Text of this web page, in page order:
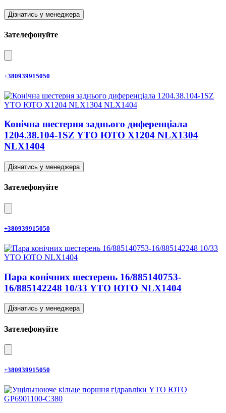
Дізнатись у менеджера
Зателефонуйте
+380939915050
Конічна шестерня заднього диференціала
1204.38.104-1SZ YTO ЮТО X1204 NLX1304
NLX1404
Дізнатись у менеджера
Зателефонуйте
+380939915050
Пара конічних шестерень 16/885140753-
16/885142248 10/33 YTO ЮТО NLX1404
Дізнатись у менеджера
Зателефонуйте
+380939915050